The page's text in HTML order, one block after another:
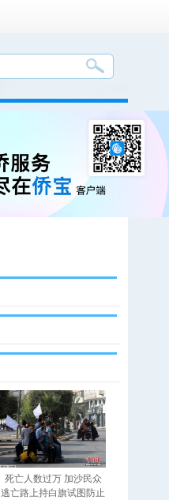
死亡人数过万 加沙民众
逃亡路上持白旗试图防止